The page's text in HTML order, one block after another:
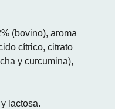
(bovino), aroma
cítrico, citrato
y curcumina),
lactosa.